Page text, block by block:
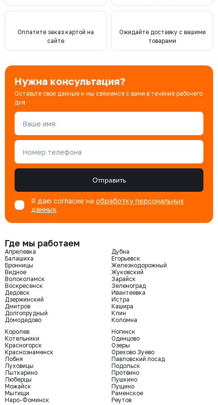
Оплатите заказ картой на
сайте
Ожидайте доставку с вашими
товарами
Нужна консультация?
Оставьте свои данные и мы свяжемся с вами в течение рабочего
дня
Ваше имя
Номер телефона
Отправить
Я даю согласие на обработку персональных
данных
Где мы работаем
Апрелевка
Балашиха
Бронницы
Видное
Волоколамск
Воскресенск
Дедовск
Дзержинский
Дмитров
Долгопрудный
Домодедово
Дубна
Егорьевск
Железнодорожный
Жуковский
Зарайск
Зеленоград
Ивантеевка
Истра
Кашира
Клин
Коломна
Королев
Котельники
Красногорск
Краснознаменск
Лобня
Луховицы
Лыткарино
Люберцы
Можайск
Мытищи
Наро-Фоминск
Ногинск
Одинцово
Озеры
Орехово Зуево
Павловский посад
Подольск
Протвино
Пушкино
Пущино
Раменское
Реутов